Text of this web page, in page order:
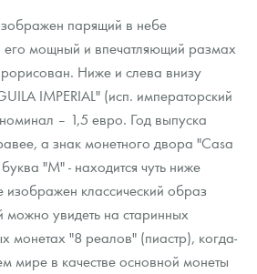
парящий в небе
его мощный и впечатляющий размах
Ниже и слева внизу
IMPERIAL" (исп. императорский
– 1,5 евро. Год выпуска
а знак монетного двора "Casa
"M" - находится чуть ниже
классический образ
можно увидеть на старинных
монетах "8 реалов" (пиастр), когда-
мире в качестве основной монеты